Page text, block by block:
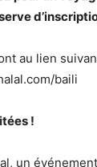
au lien
baili
!
un